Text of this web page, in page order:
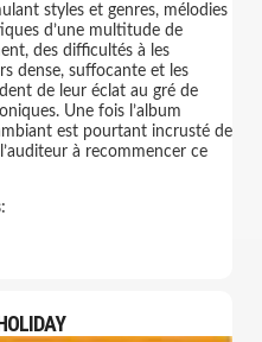
styles et genres, mélodies
d’une multitude de
des difficultés à les
dense, suffocante et les
de leur éclat au gré de
Une fois l’album
est pourtant incrusté de
à recommencer ce